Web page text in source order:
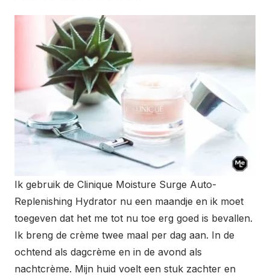
Ik gebruik de Clinique Moisture Surge Auto-
Replenishing Hydrator nu een maandje en ik moet
toegeven dat het me tot nu toe erg goed is bevallen.
Ik breng de crème twee maal per dag aan. In de
ochtend als dagcrème en in de avond als
nachtcrème. Mijn huid voelt een stuk zachter en